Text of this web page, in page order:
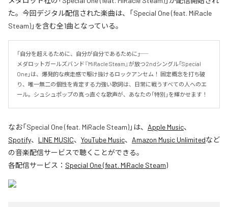
た。今回デジタル配信された楽曲は、「Special One (feat. MiRacle
Steam)」を含む全1曲となっている。
「自分を超えるために、自分が自分であるために――」
メダロットガールズバンド『MiRacle Steam』が放つ2ndシングル「Special
One」は、爆発的な疾走感で駆け抜けるロックアンセム！ 固定概念を打ち破
り、唯一無二の個性を肯定する力強い歌詞は、日常に戦うすべての人へのエ
ール。シュシュポップの真っ直ぐな歌声が、あなたの「特別」を輝かせます！
なお「Special One (feat. MiRacle Steam)」は、 Apple Music、
Spotify、 LINE MUSIC、 YouTube Music、 Amazon Music Unlimitedなど
の音楽配信サービスで聴くことができる。
各配信サービス： Special One (feat. MiRacle Steam)